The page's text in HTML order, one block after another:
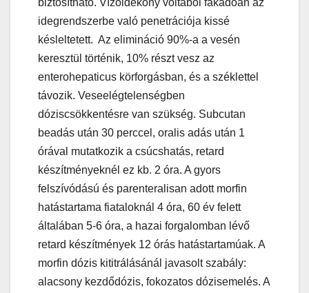
idegrendszerbe való penetrációja kissé
késleltetett. Az elimináció 90%-a a vesén
keresztül történik, 10% részt vesz az
enterohepaticus körforgásban, és a széklettel
távozik. Veseelégtelenségben
dóziscsökkentésre van szükség. Subcutan
beadás után 30 perccel, oralis adás után 1
órával mutatkozik a csúcshatás, retard
készítményeknél ez kb. 2 óra. A gyors
felszívódású és parenteralisan adott morfin
hatástartama fiataloknál 4 óra, 60 év felett
általában 5-6 óra, a hazai forgalomban lévő
retard készítmények 12 órás hatástartamúak. A
morfin dózis kititrálásánál javasolt szabály:
alacsony kezdődózis, fokozatos dózisemelés. A